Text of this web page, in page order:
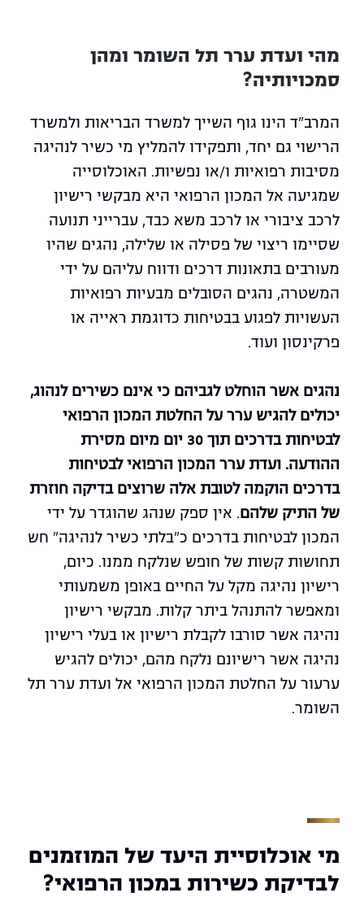
מהי ועדת ערר תל השומר ומהן
סמכויותיה?
המרב"ד הינו גוף השייך למשרד הבריאות ולמשרד
הרישוי גם יחד, ותפקידו להמליץ מי כשיר לנהיגה
מסיבות רפואיות ו/או נפשיות. האוכלוסייה
שמגיעה אל המכון הרפואי היא מבקשי רישיון
לרכב ציבורי או לרכב משא כבד, עברייני תנועה
שסיימו ריצוי של פסילה או שלילה, נהגים שהיו
מעורבים בתאונות דרכים ודווח עליהם על ידי
המשטרה, נהגים הסובלים מבעיות רפואיות
העשויות לפגוע בבטיחות כדוגמת ראייה או
פרקינסון ועוד.
נהגים אשר הוחלט לגביהם כי אינם כשירים לנהוג,
יכולים להגיש ערר על החלטת המכון הרפואי
לבטיחות בדרכים תוך 30 יום מיום מסירת
ההודעה. ועדת ערר המכון הרפואי לבטיחות
בדרכים הוקמה לטובת אלה שרוצים בדיקה חוזרת
של התיק שלהם. אין ספק שנהג שהוגדר על ידי
המכון לבטיחות בדרכים כ"בלתי כשיר לנהיגה" חש
תחושות קשות של חופש שנלקח ממנו. כיום,
רישיון נהיגה מקל על החיים באופן משמעותי
ומאפשר להתנהל ביתר קלות. מבקשי רישיון
נהיגה אשר סורבו לקבלת רישיון או בעלי רישיון
נהיגה אשר רישיונם נלקח מהם, יכולים להגיש
ערעור על החלטת המכון הרפואי אל ועדת ערר תל
השומר.
מי אוכלוסיית היעד של המוזמנים
לבדיקת כשירות במכון הרפואי?